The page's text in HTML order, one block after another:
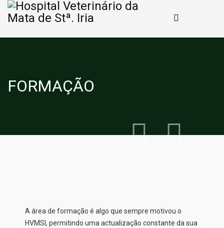
FORMAÇÃO
A área de formação é algo que sempre motivou o
HVMSI, permitindo uma actualização constante da sua